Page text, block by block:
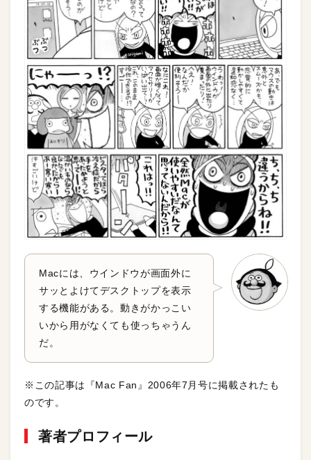
Macには、ウインドウが画面外に
サッとよけてデスクトップを表示
する機能がある。動きがかっこい
いから用がなくても使っちゃうん
だ。
※この記事は『Mac Fan』2006年7月号に掲載されたも
のです。
著者プロフィール